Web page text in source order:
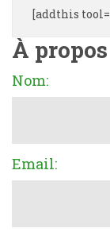
[addthis
À
Nom:
Email: